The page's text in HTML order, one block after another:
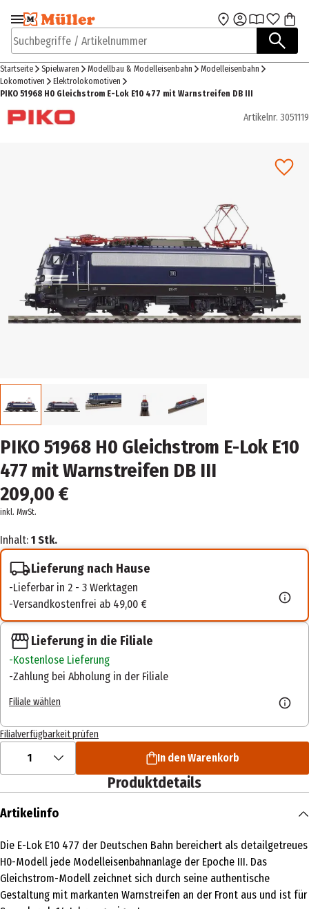
Zur Navigation
springen
Zum Hauptinhalt
Suchbegriffe / Artikelnummer
Startseite Spielwaren Modellbau & Modelleisenbahn
Modelleisenbahn
Lokomotiven
Elektrolokomotiven
PIKO 51968 H0 Gleichstrom E-Lok E10 477 mit Warnstreifen DB III
Artikelnr. 3051119
PIKO 51968 H0 Gleichstrom E-Lok E10
477 mit Warnstreifen DB III
209,00 €
inkl. MwSt.
Inhalt: 1 Stk.
Lieferung nach Hause
Lieferbar in 2 - 3 Werktagen
Versandkostenfrei ab 49,00 €
Lieferung in die Filiale
Kostenlose Lieferung
Zahlung bei Abholung in der Filiale
Filiale wählen
Filialverfügbarkeit prüfen
1 In den Warenkorb
Produktdetails
Artikelinfo
Die E-Lok E10 477 der Deutschen Bahn bereichert als detailgetreues
H0-Modell jede Modelleisenbahnanlage der Epoche III. Das
Gleichstrom-Modell zeichnet sich durch seine authentische
Gestaltung mit markanten Warnstreifen an der Front aus und ist für